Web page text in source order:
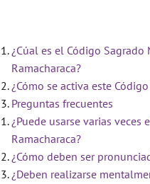
¿Cúal es el Código Sagrado
Ramacharaca?
¿Cómo se activa este
Preguntas frecuentes
¿Puede usarse varias veces
Ramacharaca?
¿Cómo deben ser
¿Deben realizarse